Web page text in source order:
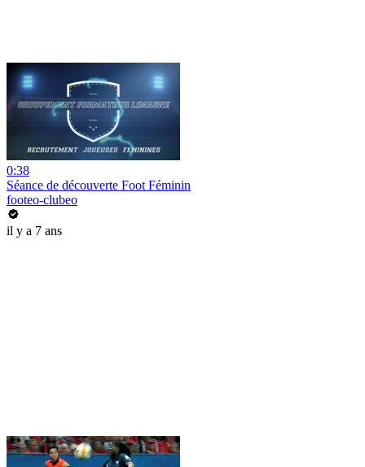
0:38
Séance de découverte Foot Féminin
footeo-clubeo
il y a 7 ans